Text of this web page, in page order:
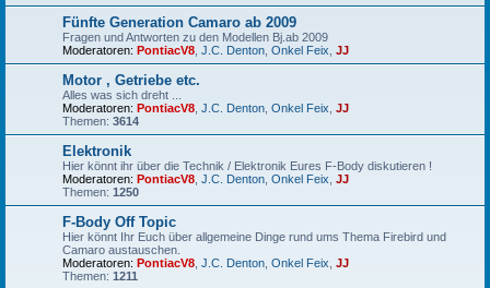
Fünfte Generation Camaro ab 2009
Fragen und Antworten zu den Modellen Bj.ab 2009
Moderatoren: PontiacV8 J.C. Denton Onkel Feix JJ
Motor , Getriebe etc.
Alles was sich dreht ...
Moderatoren: PontiacV8 J.C. Denton Onkel Feix JJ
Themen: 3614
Elektronik
Hier könnt ihr über die Technik / Elektronik Eures F-Body diskutieren !
Moderatoren: PontiacV8 J.C. Denton Onkel Feix JJ
Themen: 1250
F-Body Off Topic
Hier könnt Ihr Euch über allgemeine Dinge rund ums Thema Firebird und
Camaro austauschen.
Moderatoren: PontiacV8 J.C. Denton Onkel Feix JJ
Themen: 1211